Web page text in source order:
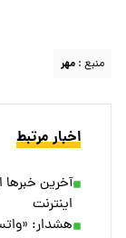
منبع : مهر
اخبار مرتبط
آخرین خبرها
اینترنت
هشدار: